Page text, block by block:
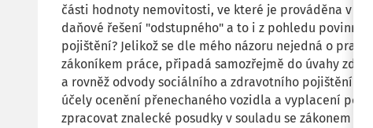
části hodnoty nemovitosti, ve které je prováděna v
daňové řešení "odstupného" a to i z pohledu
pojištění? Jelikož se dle mého názoru nejedná o
zákoníkem práce, připadá samozřejmě do úvahy
a rovněž odvody sociálního a zdravotního pojištění
účely ocenění přenechaného vozidla a vyplacení
zpracovat znalecké posudky v souladu se zákonem o